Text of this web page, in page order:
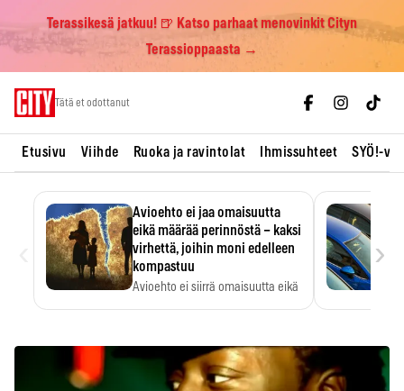
Terassikesä jatkuu! 🍺 Katso parhaat menovinkit Cityn
Terassioppaasta →
Tätä et odottanut
Etusivu Viihde Ruoka ja ravintolat Ihmissuhteet SYÖ!-
Avioehto ei jaa omaisuutta
eikä määrää perinnöstä – kaksi
virhettä, joihin moni edelleen
kompastuu
Avioehto ei siirrä omaisuutta eikä
›